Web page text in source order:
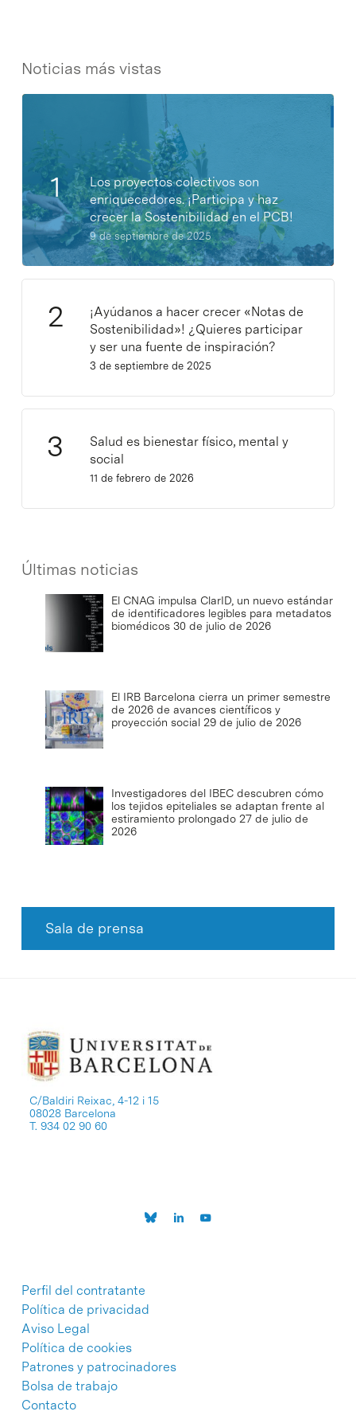
Noticias más vistas
Los proyectos colectivos son
enriquecedores. ¡Participa y haz
crecer la Sostenibilidad en el PCB!
9 de septiembre de 2025
¡Ayúdanos a hacer crecer «Notas de
Sostenibilidad»! ¿Quieres participar
y ser una fuente de inspiración?
3 de septiembre de 2025
Salud es bienestar físico, mental y
social
11 de febrero de 2026
Últimas noticias
El CNAG impulsa ClarID, un nuevo estándar
de identificadores legibles para metadatos
biomédicos 30 de julio de 2026
El IRB Barcelona cierra un primer semestre
de 2026 de avances científicos y
proyección social 29 de julio de 2026
Investigadores del IBEC descubren cómo
los tejidos epiteliales se adaptan frente al
estiramiento prolongado 27 de julio de
2026
Sala de prensa
C/Baldiri Reixac, 4-12 i 15
08028 Barcelona
T. 934 02 90 60
Perfil del contratante
Política de privacidad
Aviso Legal
Política de cookies
Patrones y patrocinadores
Bolsa de trabajo
Contacto